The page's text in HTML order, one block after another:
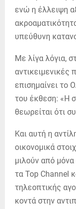
ενώ η έλλειψη
υπεύθυνη
Με λίγα λόγια,
επισημαίνει το
του έκθεση: «Η
θεωρείται ότι
Και αυτή η
οικονομικά
μιλούν από
τα Top Channel
τηλεοπτικής
κοντά στην